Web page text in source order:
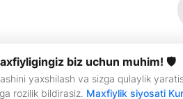
biz uchun muhim! 🛡
yaxshilash va sizga qulaylik
rozilik bildirasiz. Maxfiylik siyosati
Sayt haqidaRSS